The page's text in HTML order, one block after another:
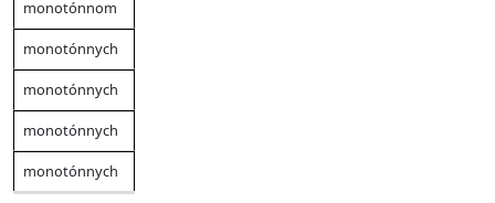
monotónnom
monotónnych
monotónnych
monotónnych
monotónnych